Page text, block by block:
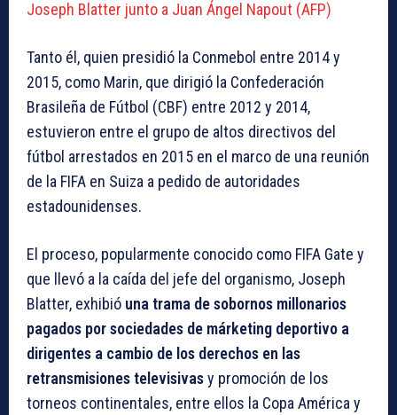
Joseph Blatter junto a Juan Ángel Napout (AFP)
Tanto él, quien presidió la Conmebol entre 2014 y
2015, como Marin, que dirigió la Confederación
Brasileña de Fútbol (CBF) entre 2012 y 2014,
estuvieron entre el grupo de altos directivos del
fútbol arrestados en 2015 en el marco de una reunión
de la FIFA en Suiza a pedido de autoridades
estadounidenses.
El proceso, popularmente conocido como FIFA Gate y
que llevó a la caída del jefe del organismo, Joseph
Blatter, exhibió una trama de sobornos millonarios
pagados por sociedades de márketing deportivo a
dirigentes a cambio de los derechos en las
retransmisiones televisivasy promoción de los
torneos continentales, entre ellos la Copa América y